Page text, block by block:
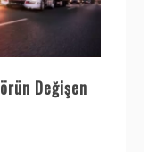
Değişen